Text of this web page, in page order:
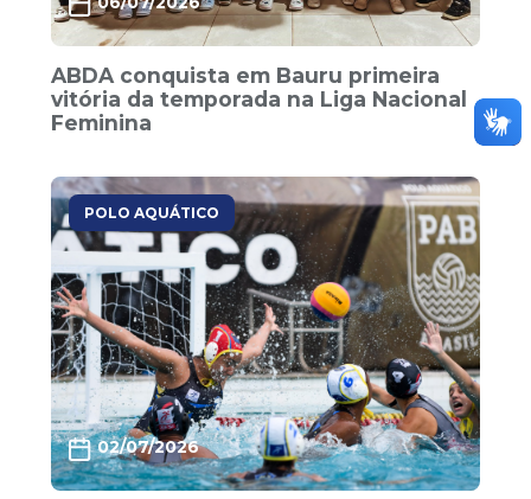
ABDA conquista em Bauru primeira
vitória da temporada na Liga Nacional
Feminina
POLO AQUÁTICO
02/07/2026